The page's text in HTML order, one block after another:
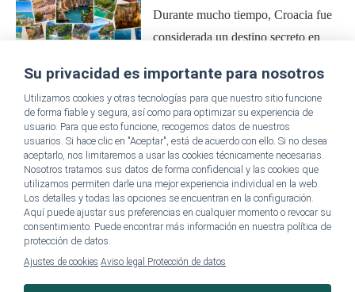
Durante mucho tiempo, Croacia fue
considerada un destino secreto en
Francia e Italia. No obstante, en los
últimos años, este pequeño país en
la [...]
SpaDreamsES Instagram
Instagram has returned empty data. Please authorize your Instagram
account in theplugin settings
Su privacidad es importante para nosotros
Utilizamos cookies y otras tecnologías para que nuestro sitio funcione
de forma fiable y segura, así como para optimizar su experiencia de
usuario. Para que esto funcione, recogemos datos de nuestros
usuarios. Si hace clic en "Aceptar", está de acuerdo con ello. Si no desea
aceptarlo, nos limitaremos a usar las cookies técnicamente necesarias.
Nosotros tratamos sus datos de forma confidencial y las cookies que
utilizamos permiten darle una mejor experiencia individual en la web.
Los detalles y todas las opciones se encuentran en la configuración.
Aquí puede ajustar sus preferencias en cualquier momento o revocar su
consentimiento. Puede encontrar más información en nuestra política de
protección de datos.
Ajustes de cookies Aviso legal Protección de datos